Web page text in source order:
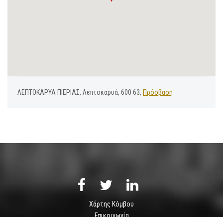
ΛΕΠΤΟΚΑΡΥΑ ΠΙΕΡΙΑΣ, Λεπτοκαρυά, 600 63, Πρόσβαση
Χάρτης Κόμβου
Επικοινωνία